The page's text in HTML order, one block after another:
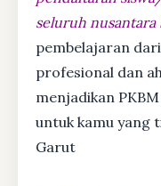
seluruh
pembelajaran
profesional dan
menjadikan
untuk kamu yang
Garut